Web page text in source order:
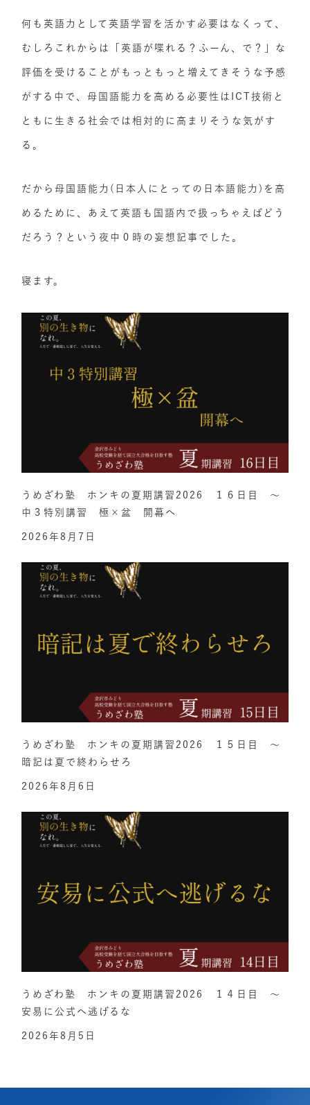
何も英語力として英語学習を活かす必要はなくって、
むしろこれからは「英語が喋れる？ふーん、で？」な
評価を受けることがもっともっと増えてきそうな予感
がする中で、母国語能力を高める必要性はICT技術と
ともに生きる社会では相対的に高まりそうな気がす
る。
だから母国語能力(日本人にとっての日本語能力)を高
めるために、あえて英語も国語内で扱っちゃえばどう
だろう？という夜中０時の妄想記事でした。
寝ます。
うめざわ塾 ホンキの夏期講習2026 １６日目 ～
中３特別講習 極×盆 開幕へ
2026年8月7日
うめざわ塾 ホンキの夏期講習2026 １５日目 ～
暗記は夏で終わらせろ
2026年8月6日
うめざわ塾 ホンキの夏期講習2026 １４日目 ～
安易に公式へ逃げるな
2026年8月5日